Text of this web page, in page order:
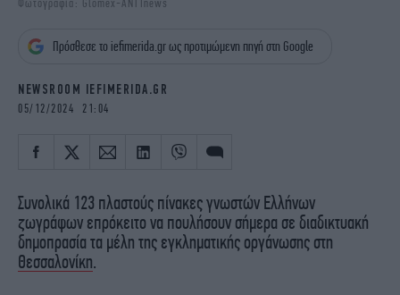
iBOOKS
OSCARS
NEWSLETTER
Φωτογραφία: Glomex-ANT1news
Πρόσθεσε το iefimerida.gr ως προτιμώμενη πηγή στη Google
NEWSROOM IEFIMERIDA.GR
05/12/2024 21:04
Συνολικά 123 πλαστούς πίνακες γνωστών Ελλήνων
ζωγράφων επρόκειτο να πουλήσουν σήμερα σε διαδικτυακή
δημοπρασία τα μέλη της εγκληματικής οργάνωσης στη
Θεσσαλονίκη.